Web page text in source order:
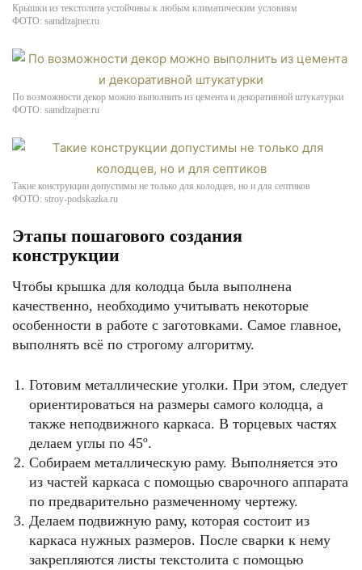
Крышки из текстолита устойчивы к любым климатическим условиям
ФОТО: samdizajner.ru
По возможности декор можно выполнить из цемента и декоративной штукатурки
ФОТО: samdizajner.ru
Такие конструкции допустимы не только для колодцев, но и для септиков
ФОТО: stroy-podskazka.ru
Этапы пошагового создания
конструкции
Чтобы крышка для колодца была выполнена
качественно, необходимо учитывать некоторые
особенности в работе с заготовками. Самое главное,
выполнять всё по строгому алгоритму.
Готовим металлические уголки. При этом, следует
ориентироваться на размеры самого колодца, а
также неподвижного каркаса. В торцевых частях
делаем углы по 45º.
Собираем металлическую раму. Выполняется это
из частей каркаса с помощью сварочного аппарата
по предварительно размеченному чертежу.
Делаем подвижную раму, которая состоит из
каркаса нужных размеров. После сварки к нему
закрепляются листы текстолита с помощью